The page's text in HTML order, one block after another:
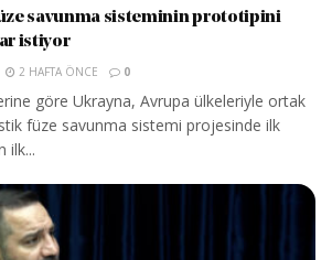
savunma sisteminin prototipini
istiyor
2 HAFTA ÖNCE 0
göre Ukrayna, Avrupa ülkeleriyle ortak
füze savunma sistemi projesinde ilk
ilk...